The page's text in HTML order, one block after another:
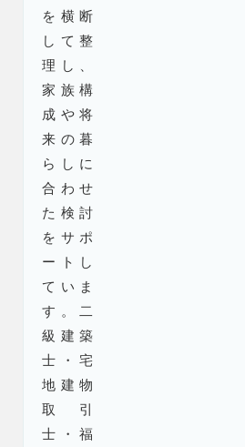
を横断
して整
理し、
家族構
成や将
来の暮
らしに
合わせ
た検討
をサポ
ートし
ていま
す。二
級建築
士・宅
地建物
取引
士・福